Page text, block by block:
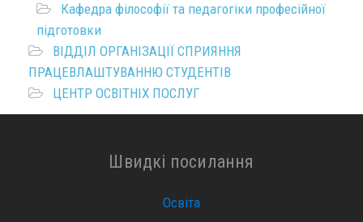
Кафедра філософії та педагогіки професійної
підготовки
ВІДДІЛ ОРГАНІЗАЦІЇ СПРИЯННЯ
ПРАЦЕВЛАШТУВАННЮ СТУДЕНТІВ
ЦЕНТР ОСВІТНІХ ПОСЛУГ
Швидкі посилання
Освіта